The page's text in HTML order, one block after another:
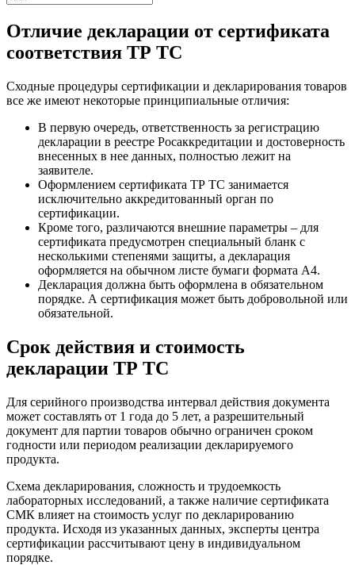
Отличие декларации от сертификата
соответствия ТР ТС
Сходные процедуры сертификации и декларирования товаров
все же имеют некоторые принципиальные отличия:
В первую очередь, ответственность за регистрацию
декларации в реестре Росаккредитации и достоверность
внесенных в нее данных, полностью лежит на
заявителе.
Оформлением сертификата ТР ТС занимается
исключительно аккредитованный орган по
сертификации.
Кроме того, различаются внешние параметры – для
сертификата предусмотрен специальный бланк с
несколькими степенями защиты, а декларация
оформляется на обычном листе бумаги формата А4.
Декларация должна быть оформлена в обязательном
порядке. А сертификация может быть добровольной или
обязательной.
Срок действия и стоимость
декларации ТР ТС
Для серийного производства интервал действия документа
может составлять от 1 года до 5 лет, а разрешительный
документ для партии товаров обычно ограничен сроком
годности или периодом реализации декларируемого
продукта.
Схема декларирования, сложность и трудоемкость
лабораторных исследований, а также наличие сертификата
СМК влияет на стоимость услуг по декларированию
продукта. Исходя из указанных данных, эксперты центра
сертификации рассчитывают цену в индивидуальном
порядке.